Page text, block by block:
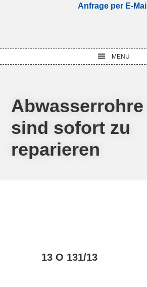
Anfrage per E-Mail
MENU
Abwasserrohre
sind sofort zu
reparieren
13 O 131/13